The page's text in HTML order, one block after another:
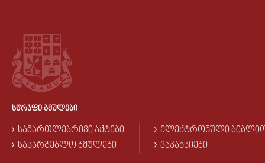
ᲡᲬᲠᲐᲤᲘ ᲑᲛᲣᲚᲔᲑᲘ
ᲡᲐᲛᲐᲠᲗᲚᲔᲑᲠᲘᲕᲘ ᲐᲥᲢᲔᲑᲘ
ᲡᲐᲡᲐᲠᲒᲔᲑᲚᲝ ᲑᲛᲣᲚᲔᲑᲘ
ᲔᲚᲔᲥᲢᲠᲝᲜᲣᲚᲘ
ᲕᲐᲙᲐᲜᲡᲘᲔᲑᲘ